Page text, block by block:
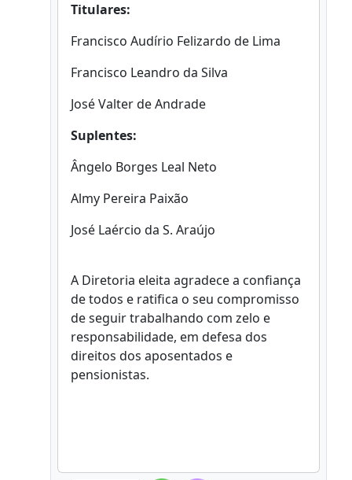
Titulares:
Francisco Audírio Felizardo de Lima
Francisco Leandro da Silva
José Valter de Andrade
Suplentes:
Ângelo Borges Leal Neto
Almy Pereira Paixão
José Laércio da S. Araújo
A Diretoria eleita agradece a confiança
de todos e ratifica o seu compromisso
de seguir trabalhando com zelo e
responsabilidade, em defesa dos
direitos dos aposentados e
pensionistas.